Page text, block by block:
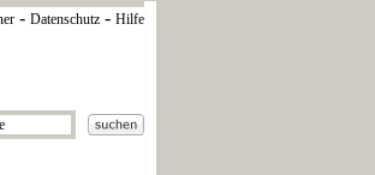
- Datenschutz - Hilfe